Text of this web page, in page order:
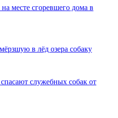
месте сгоревшего дома в
в лёд озера собаку
служебных собак от